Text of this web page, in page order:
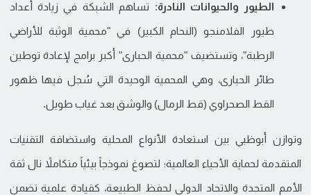
الطيور والحيوانات النادرة: تساهم الشبكة في زيادة أعداد
طيور الفلامنجو (النحام الكبير) في "محمية الوثبة للأراضي
الرطبة"، وتستضيف "محمية الحبارى" أكبر برامج لإعادة توطين
طائر الحبارى، وهي المحمية الوحيدة التي سُجل فيها ظهور
القط الصحراوي (قط الرمال) والوشق بعد غياب طويل.
وتوازن أبوظبي بين استعادة الأنواع المحلية واستضافة التقنيات
المتقدمة لحماية الأحياء العالمية؛ لتصوغ نموذجاً بيئياً متكاملاً نال ثقة
الأمم المتحدة والاتحاد الدولي لحفظ الطبيعة، كقيادة علمية تضمن